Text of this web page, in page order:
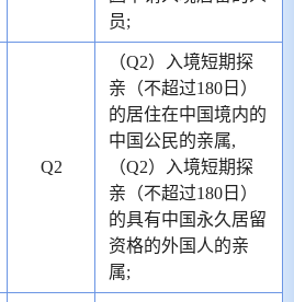
员;
Q2
（Q2）入境短期探
亲（不超过180日）
的居住在中国境内的
中国公民的亲属,
（Q2）入境短期探
亲（不超过180日）
的具有中国永久居留
资格的外国人的亲
属;